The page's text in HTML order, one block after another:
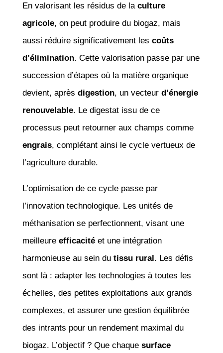
En valorisant les résidus de la culture
agricole, on peut produire du biogaz, mais
aussi réduire significativement les coûts
d’élimination. Cette valorisation passe par une
succession d’étapes où la matière organique
devient, après digestion, un vecteur d’énergie
renouvelable. Le digestat issu de ce
processus peut retourner aux champs comme
engrais, complétant ainsi le cycle vertueux de
l’agriculture durable.
L’optimisation de ce cycle passe par
l’innovation technologique. Les unités de
méthanisation se perfectionnent, visant une
meilleure efficacitéet une intégration
harmonieuse au sein du tissu rural. Les défis
sont là : adapter les technologies à toutes les
échelles, des petites exploitations aux grands
complexes, et assurer une gestion équilibrée
des intrants pour un rendement maximal du
biogaz. L’objectif ? Que chaque surface